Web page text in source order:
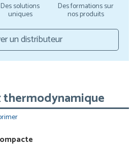
Des solutions
uniques
Des formations sur
nos produits
un distributeur